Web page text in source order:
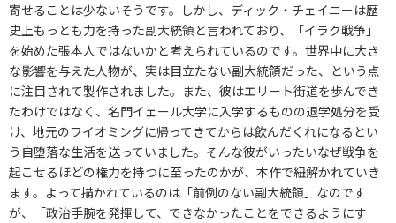
寄せることは少ないそうです。しかし、ディック・チェイニーは歴
史上もっとも力を持った副大統領と言われており、「イラク戦争」
を始めた張本人ではないかと考えられているのです。世界中に大き
な影響を与えた人物が、実は目立たない副大統領だった、という点
に注目されて製作されました。また、彼はエリート街道を歩んでき
たわけではなく、名門イェール大学に入学するものの退学処分を受
け、地元のワイオミングに帰ってきてからは飲んだくれになるとい
う自堕落な生活を送っていました。そんな彼がいったいなぜ戦争を
起こせるほどの権力を持つに至ったのかが、本作で紐解かれていき
ます。よって描かれているのは「前例のない副大統領」なのです
が、「政治手腕を発揮して、できなかったことをできるようにす